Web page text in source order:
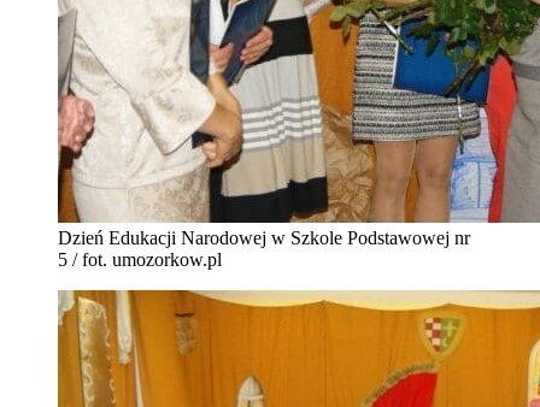
Dzień Edukacji Narodowej w Szkole Podstawowej nr
5 / fot. umozorkow.pl